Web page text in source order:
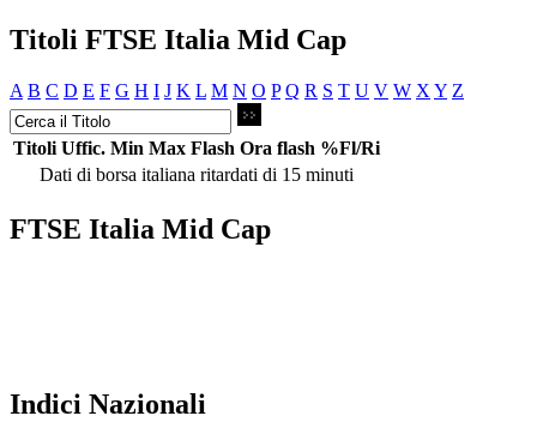
Titoli FTSE Italia Mid Cap
A B C D E F G H I J K L M N O P Q R S T U V W X Y Z
Titoli Uffic. Min Max Flash Ora flash %Fl/Ri
Dati di borsa italiana ritardati di 15 minuti
FTSE Italia Mid Cap
Indici Nazionali